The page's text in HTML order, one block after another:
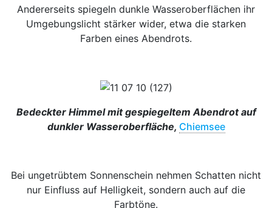
Andererseits spiegeln dunkle Wasseroberflächen ihr
Umgebungslicht stärker wider, etwa die starken
Farben eines Abendrots.
Bedeckter Himmel mit gespiegeltem Abendrot auf
dunkler Wasseroberfläche, Chiemsee
Bei ungetrübtem Sonnenschein nehmen Schatten nicht
nur Einfluss auf Helligkeit, sondern auch auf die
Farbtöne.